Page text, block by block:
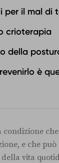
per il mal di
crioterapia
della
è
condizione
e che può
vita